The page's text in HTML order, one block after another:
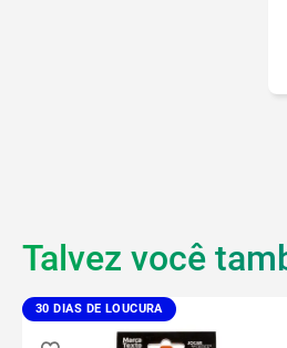
Talvez você
30 DIAS DE LOUCURA